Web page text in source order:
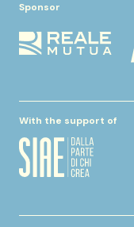
Sponsor
With the support of